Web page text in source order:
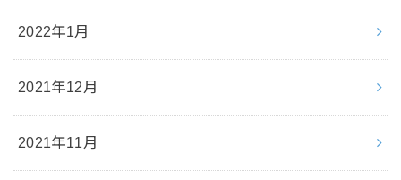
2022年1月
2021年12月
2021年11月